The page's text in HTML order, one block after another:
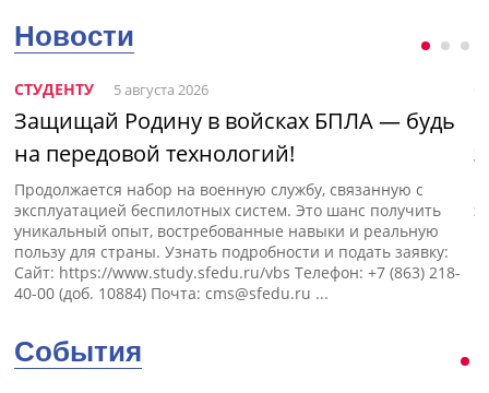
Новости
СТУДЕНТУ 5 августа 2026
Защищай Родину в войсках БПЛА — будь
на передовой технологий!
Продолжается набор на военную службу, связанную с
эксплуатацией беспилотных систем. Это шанс получить
уникальный опыт, востребованные навыки и реальную
пользу для страны. Узнать подробности и подать заявку:
Сайт: https://www.study.sfedu.ru/vbs Телефон: +7 (863) 218-
40-00 (доб. 10884) Почта:cms@sfedu.ru ...
События